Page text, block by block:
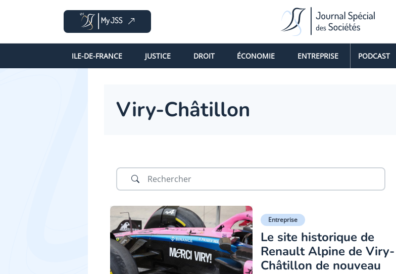
ILE-DE-FRANCE JUSTICE DROIT ÉCONOMIE ENTREPRISE PODCAST
Viry-Châtillon
Entreprise
Le site historique de
Renault Alpine de Viry-
Châtillon de nouveau